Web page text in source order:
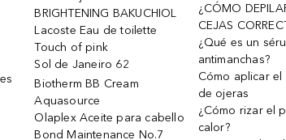
BRIGHTENING BAKUCHIOL
Lacoste Eau de toilette
Touch of pink
Sol de Janeiro 62
Biotherm BB Cream
Aquasource
Olaplex Aceite para cabello
Bond Maintenance No.7
¿CÓMO
CEJAS
¿Qué es un
antimanchas?
Cómo aplicar
de ojeras
¿Cómo rizar el
calor?